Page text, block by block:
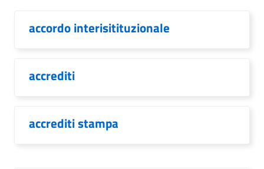
accordo interisitituzionale
accrediti
accrediti stampa